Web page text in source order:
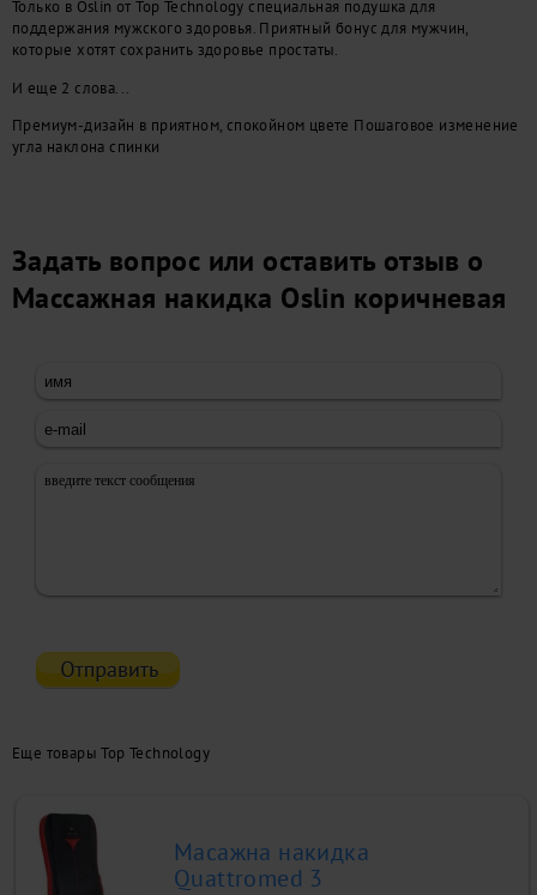
Только в Oslin от Top Technology специальная подушка для
поддержания мужского здоровья. Приятный бонус для мужчин,
которые хотят сохранить здоровье простаты.
И еще 2 слова...
Премиум-дизайн в приятном, спокойном цвете Пошаговое изменение
угла наклона спинки
Задать вопрос или оставить отзыв о
Массажная накидкa Oslin коричневая
Еще товары Top Technology
Масажна накидка
Quattromed 3